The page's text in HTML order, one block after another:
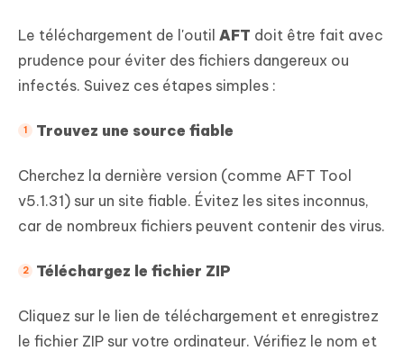
Le téléchargement de l'outil AFT doit être fait avec
prudence pour éviter des fichiers dangereux ou
infectés. Suivez ces étapes simples :
Trouvez une source fiable
Cherchez la dernière version (comme AFT Tool
v5.1.31) sur un site fiable. Évitez les sites inconnus,
car de nombreux fichiers peuvent contenir des virus.
Téléchargez le fichier ZIP
Cliquez sur le lien de téléchargement et enregistrez
le fichier ZIP sur votre ordinateur. Vérifiez le nom et